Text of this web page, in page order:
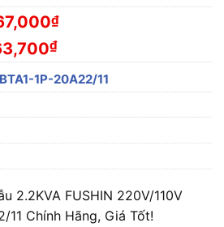
₫
₫
BTA1-1P-20A22/11
2.2KVA FUSHIN 220V/110V
11 Chính Hãng, Giá Tốt!